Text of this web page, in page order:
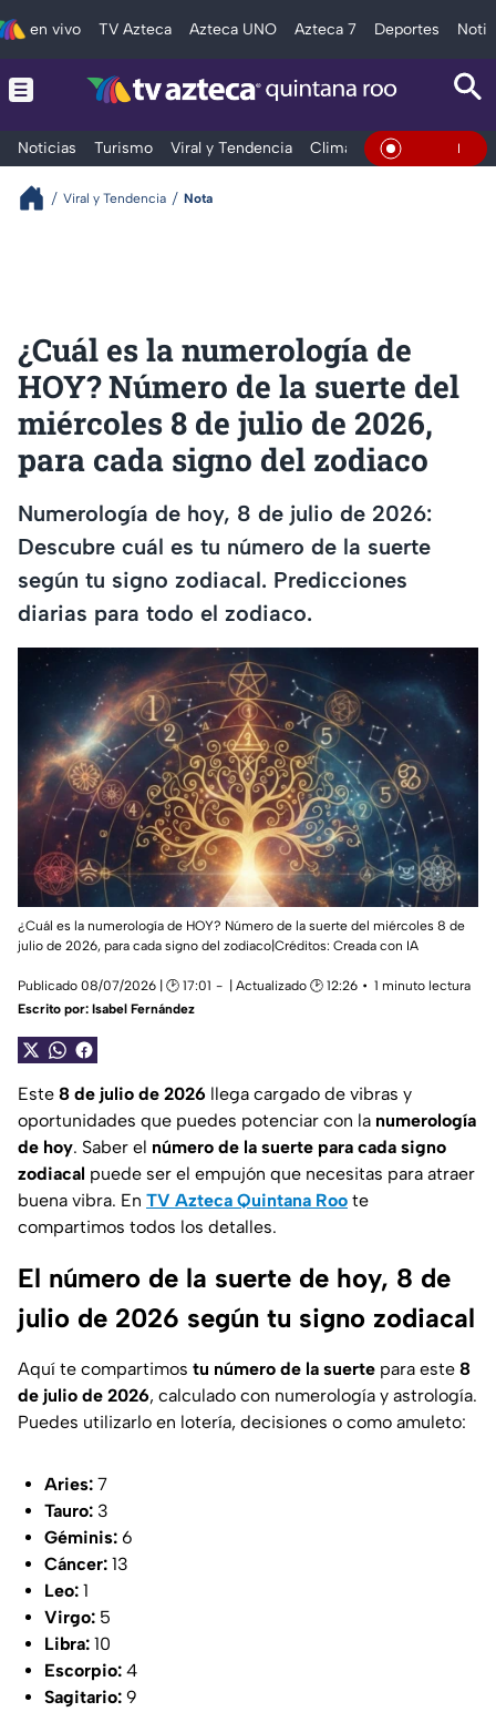
en vivo TV Azteca Azteca UNO Azteca 7 Deportes
Noticias Turismo Viral y Tendencia Clima Tráfico En Vivo
Viral y Tendencia Nota
¿Cuál es la numerología de
HOY? Número de la suerte del
miércoles 8 de julio de 2026,
para cada signo del zodiaco
Numerología de hoy, 8 de julio de 2026:
Descubre cuál es tu número de la suerte
según tu signo zodiacal. Predicciones
diarias para todo el zodiaco.
¿Cuál es la numerología de HOY? Número de la suerte del miércoles 8 de
julio de 2026, para cada signo del zodiaco|Créditos: Creada con IA
Publicado 08/07/2026 | 🕑 17:01 | Actualizado 🕑 12:26
1 minuto lectura
Escrito por: Isabel Fernández
Este 8 de julio de 2026 llega cargado de vibras y
oportunidades que puedes potenciar con la numerología
de hoy. Saber el número de la suerte para cada signo
zodiacal puede ser el empujón que necesitas para atraer
buena vibra. En TV Azteca Quintana Roo te
compartimos todos los detalles.
El número de la suerte de hoy, 8 de
julio de 2026 según tu signo zodiacal
Aquí te compartimos tu número de la suerte para este 8
de julio de 2026, calculado con numerología y astrología.
Puedes utilizarlo en lotería, decisiones o como amuleto:
Aries: 7
Tauro: 3
Géminis: 6
Cáncer: 13
Leo: 1
Virgo: 5
Libra: 10
Escorpio: 4
Sagitario: 9